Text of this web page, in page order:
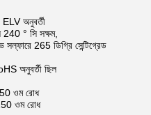
অনুবর্তী
° সি সক্ষম,
265 ডিগ্রি সেন্টিগ্রেড
অনুবর্তী ছিল
ওম রোধ
ওম রোধ